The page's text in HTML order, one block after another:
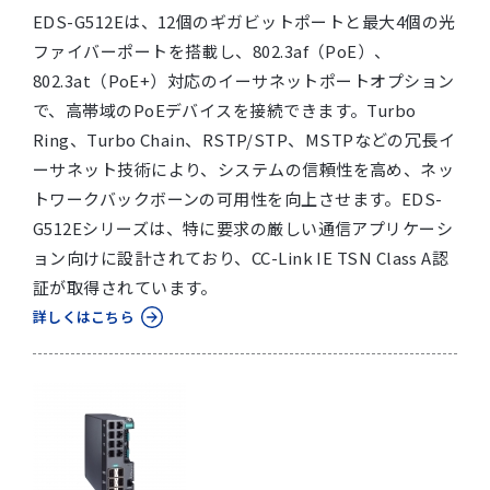
EDS-G512Eは、12個のギガビットポートと最大4個の光
ファイバーポートを搭載し、802.3af（PoE）、
802.3at（PoE+）対応のイーサネットポートオプション
で、高帯域のPoEデバイスを接続できます。Turbo
Ring、Turbo Chain、RSTP/STP、MSTPなどの冗長イ
ーサネット技術により、システムの信頼性を高め、ネッ
トワークバックボーンの可用性を向上させます。EDS-
G512Eシリーズは、特に要求の厳しい通信アプリケーシ
ョン向けに設計されており、CC-Link IE TSN Class A認
証が取得されています。
詳しくはこちら